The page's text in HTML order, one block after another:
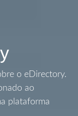
o eDirectory.
ao
plataforma